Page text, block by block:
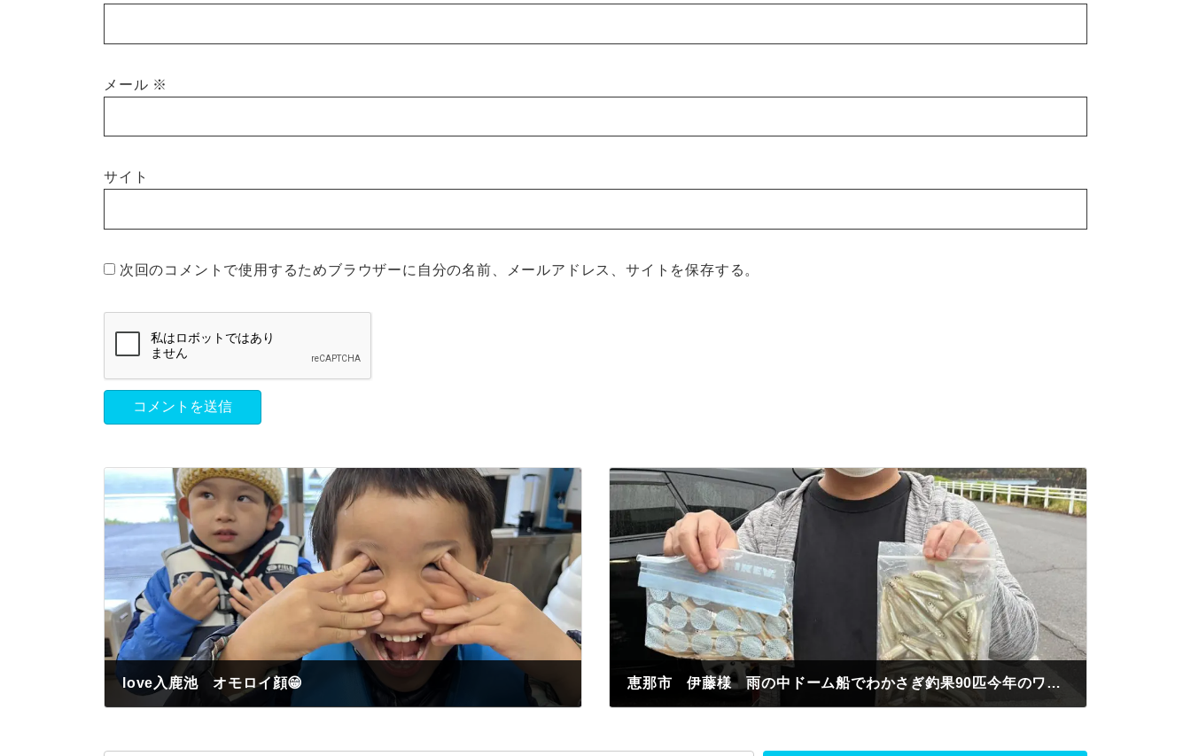
メール ※
サイト
次回のコメントで使用するためブラウザーに自分の名前、メールアドレス、サイトを保存する。
love入鹿池 オモロイ顔😁 恵那市 伊藤様 雨の中ドーム船でわかさぎ釣果90匹今年のワカサギは大きい😁